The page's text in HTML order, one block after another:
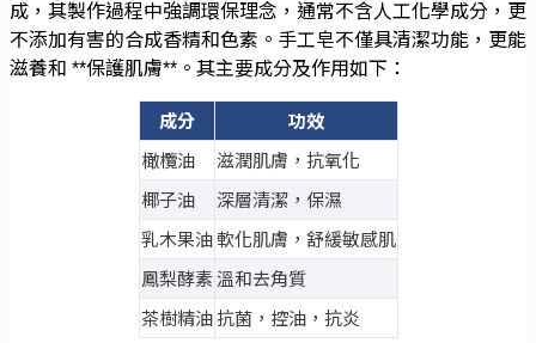
成，其製作過程中強調環保理念，通常不含人工化學成分，更
不添加有害的合成香精和色素。手工皂不僅具清潔功能，更能
滋養和 **保護肌膚**。其主要成分及作用如下：
成分
功效
橄欖油
滋潤肌膚，抗氧化
椰子油
深層清潔，保濕
乳木果油 軟化肌膚，舒緩敏感肌
鳳梨酵素 溫和去角質
茶樹精油 抗菌，控油，抗炎